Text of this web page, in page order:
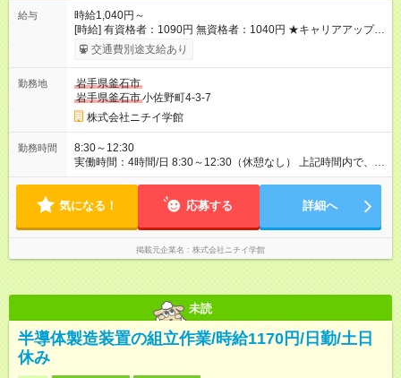
給与
時給1,040円～
[時給] 有資格者：1090円 無資格者：1040円 ★キャリアアップ制
度あり 進級により給与がアップします！ 【試用期間】試用期間
あり 試用期間の長さ：3ヶ月 雇用形態、給与は本採用時と同じ
交通費別途支給あり
勤務地
岩手県釜石市
岩手県釜石市小佐野町4-3-7
株式会社ニチイ学館
勤務時間
8:30～12:30
実働時間：4時間/日 8:30～12:30（休憩なし） 上記時間内で、週
3～4日勤務
気になる！ 応募する 詳細へ
掲載元企業名 株式会社ニチイ学館
未読
半導体製造装置の組立作業/時給1170円/日勤/土日
休み